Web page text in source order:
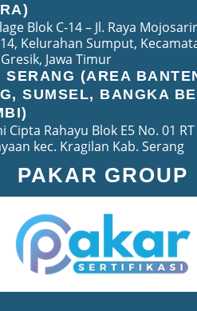
Blok C-14 – Jl. Raya
Kelurahan Sumput,
Jawa Timur
SERANG (AREA
SUMSEL, BANGKA
Cipta Rahayu Blok E5 No. 01 RT
kec. Kragilan Kab. Serang
PAKAR GROUP